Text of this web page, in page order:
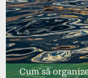
Cum să